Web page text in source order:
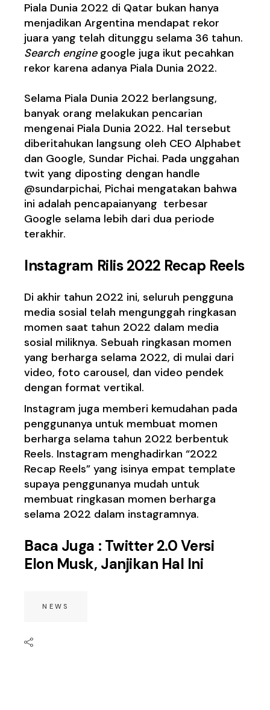
Piala Dunia 2022 di Qatar bukan hanya
menjadikan Argentina mendapat rekor
juara yang telah ditunggu selama 36 tahun.
Search enginegoogle juga ikut pecahkan
rekor karena adanya Piala Dunia 2022.
Selama Piala Dunia 2022 berlangsung,
banyak orang melakukan pencarian
mengenai Piala Dunia 2022. Hal tersebut
diberitahukan langsung oleh CEO Alphabet
dan Google, Sundar Pichai. Pada unggahan
twit yang diposting dengan handle
@sundarpichai, Pichai mengatakan bahwa
ini adalah pencapaianyang terbesar
Google selama lebih dari dua periode
terakhir.
Instagram Rilis 2022 Recap Reels
Di akhir tahun 2022 ini, seluruh pengguna
media sosial telah mengunggah ringkasan
momen saat tahun 2022 dalam media
sosial miliknya. Sebuah ringkasan momen
yang berharga selama 2022, di mulai dari
video, foto carousel, dan video pendek
dengan format vertikal.
Instagram juga memberi kemudahan pada
penggunanya untuk membuat momen
berharga selama tahun 2022 berbentuk
Reels. Instagram menghadirkan “2022
Recap Reels” yang isinya empat template
supaya penggunanya mudah untuk
membuat ringkasan momen berharga
selama 2022 dalam instagramnya.
Baca Juga : Twitter 2.0 Versi
Elon Musk, Janjikan Hal Ini
NEWS